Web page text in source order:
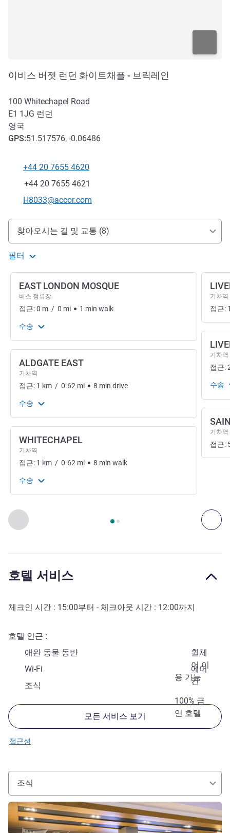
이비스 버젯 런던 화이트채플 - 브릭레인
100 Whitechapel Road
E1 1JG 런던
영국
GPS:51.517576, -0.06486
전화
+44 20 7655 4620
팩스
+44 20 7655 4621
E-mail
H8033@accor.com
호텔 접근 및 교통
찾아오시는 길 및 교통 (8)
필터
이전 - 찾아오시는 길 및 교통 다
2/ 페이지 , 찾아오시는 길 및 교통 1 :, 찾아오시는 길 및 교통
EAST LONDON MOSQUE
버스 정류장
접근:0 m / 0 mi 1 min walk
수송
ALDGATE EAST
기차역
접근: 1 km / 0.62 mi 8 min drive
수송
WHITECHAPEL
기차역
접근: 1 km / 0.62 mi 8 min walk
수송
기차역
접근:
기차역
접근:
수송
기차역
접근:
호텔 서비스
체크인 시간 : 15:00부터 - 체크아웃 시간 : 12:00까지
호텔 인근
애완 동물 동반
휠체
어 이
용 가능
Wi-Fi
에어
컨
조식
100% 금
연 호텔
모든 서비스 보기
접근성
조식
세부 정보 보기